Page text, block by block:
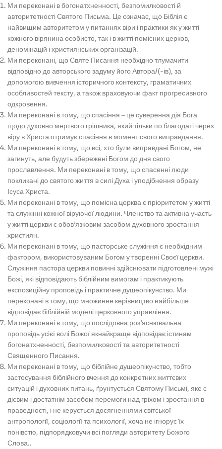
Ми переконані в богонатхненності, безпомилковості й
авторитетності Святого Письма. Це означає, що Біблія є
найвищим авторитетом у питаннях віри і практики як у житті
кожного вірянина особисто, так і в житті помісних церков,
деномінацій і християнських організацій.
Ми переконані, що Святе Писання необхідно тлумачити
відповідно до авторського задуму його Автора/(-ів), за
допомогою вивчення історичного контексту, граматичних
особливостей тексту, а також враховуючи факт прогресивного
одкровення.
Ми переконані в тому, що спасіння – це суверенна дія Бога
щодо духовно мертвого грішника, який тільки по благодаті через
віру в Христа отримує спасіння в момент свого виправдання.
Ми переконані в тому, що всі, хто були виправдані Богом, не
загинуть, але будуть збережені Богом до дня свого
прославлення. Ми переконані в тому, що спасенні люди
покликані до святого життя в силі Духа і уподібнення образу
Ісуса Христа.
Ми переконані в тому, що помісна церква є пріоритетом у житті
та служінні кожної віруючої людини. Членство та активна участь
у житті церкви є обов’язковим засобом духовного зростання
християн.
Ми переконані в тому, що пасторське служіння є необхідним
фактором, використовуваним Богом у творенні Своєї церкви.
Служіння пастора церкви повинні здійснювати підготовлені мужі
Божі, які відповідають біблійним вимогам і практикують
експозиційну проповідь і практичне душеопікунство. Ми
переконані в тому, що множинне керівництво найбільше
відповідає біблійній моделі церковного управління.
Ми переконані в тому, що послідовна роз’яснювальна
проповідь усієї волі Божої якнайкраще відповідає істинам
богонатхненності, безпомилковості та авторитетності
Священного Писання.
Ми переконані в тому, що біблійне душеопікунство, тобто
застосування біблійного вчення до конкретних життєвих
ситуацій і духовних питань, ґрунтується Святому Письмі, яке є
дієвим і достатнім засобом перемоги над гріхом і зростання в
праведності, і не керується досягненнями світської
антропології, соціології та психології, хоча не ігнорує їх
понівстю, підпорядковучи всі погляди авторитету Божого
Слова..